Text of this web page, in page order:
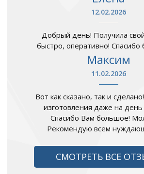
12.02.2026
Добрый день! Получила
быстро, оперативно! Спасибо
Максим
11.02.2026
Вот как сказано, так и
изготовления даже на
Спасибо Вам большое!
Рекомендую всем
СМОТРЕТЬ ВСЕ